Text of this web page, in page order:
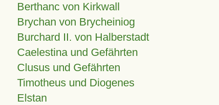
Berthanc von Kirkwall
Brychan von Brycheiniog
Burchard II. von Halberstadt
Caelestina und Gefährten
Clusus und Gefährten
Timotheus und Diogenes
Elstan